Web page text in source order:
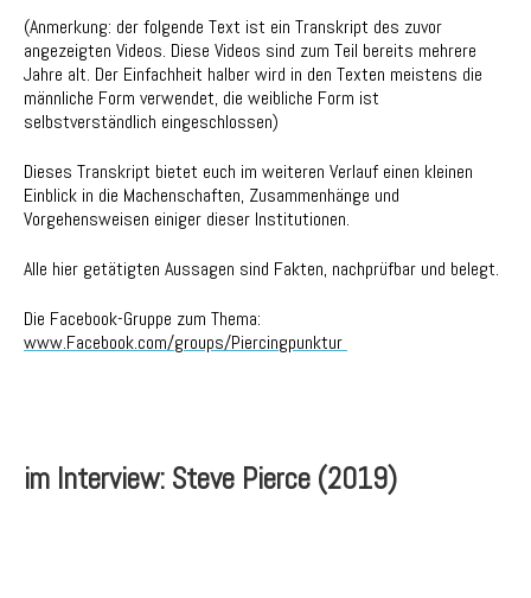
(Anmerkung: der folgende Text ist ein Transkript des zuvor
angezeigten Videos. Diese Videos sind zum Teil bereits mehrere
Jahre alt. Der Einfachheit halber wird in den Texten meistens die
männliche Form verwendet, die weibliche Form ist
selbstverständlich eingeschlossen)
Dieses Transkript bietet euch im weiteren Verlauf einen kleinen
Einblick in die Machenschaften, Zusammenhänge und
Vorgehensweisen einiger dieser Institutionen.
Alle hier getätigten Aussagen sind Fakten, nachprüfbar und belegt.
Die Facebook-Gruppe zum Thema:
www.Facebook.com/groups/Piercingpunktur
im Interview: Steve Pierce (2019)